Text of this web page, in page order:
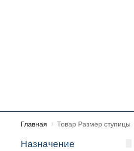
Главная / Товар Размер ступицы
Назначение